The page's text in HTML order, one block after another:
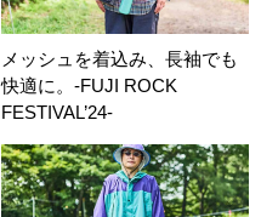
メッシュを着込み、長袖でも
快適に。-FUJI ROCK
FESTIVAL’24-